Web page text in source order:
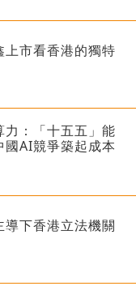
上市看香港的獨特
力：「十五五」能
國AI競爭築起成本
下香港立法機關